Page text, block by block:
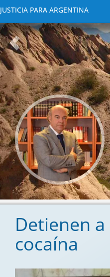
JUSTICIA PARA ARGENTINA
Anterior
Detienen
cocaína